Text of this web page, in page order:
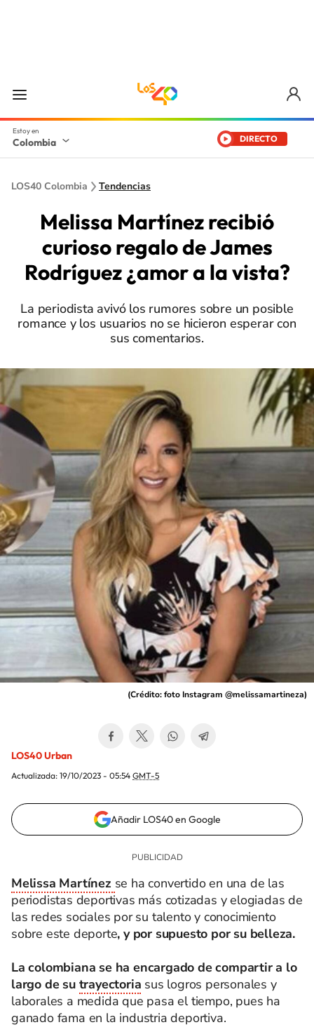
Colombia DIRECTO
LOS40 Colombia Tendencias
Melissa Martínez recibió
curioso regalo de James
Rodríguez ¿amor a la vista?
La periodista avivó los rumores sobre un posible
romance y los usuarios no se hicieron esperar con
sus comentarios.
(Crédito: foto Instagram @melissamartineza)
LOS40 Urban
Actualizada: 19/10/2023 - 05:54 GMT-5
Añadir LOS40 en Google
Melissa Martínez se ha convertido en una de las
periodistas deportivas más cotizadas y elogiadas de
las redes sociales por su talento y conocimiento
sobre este deporte, y por supuesto por su belleza.
La colombiana se ha encargado de compartir a lo
largo de su trayectoria sus logros personales y
laborales a medida que pasa el tiempo, pues ha
ganado fama en la industria deportiva.